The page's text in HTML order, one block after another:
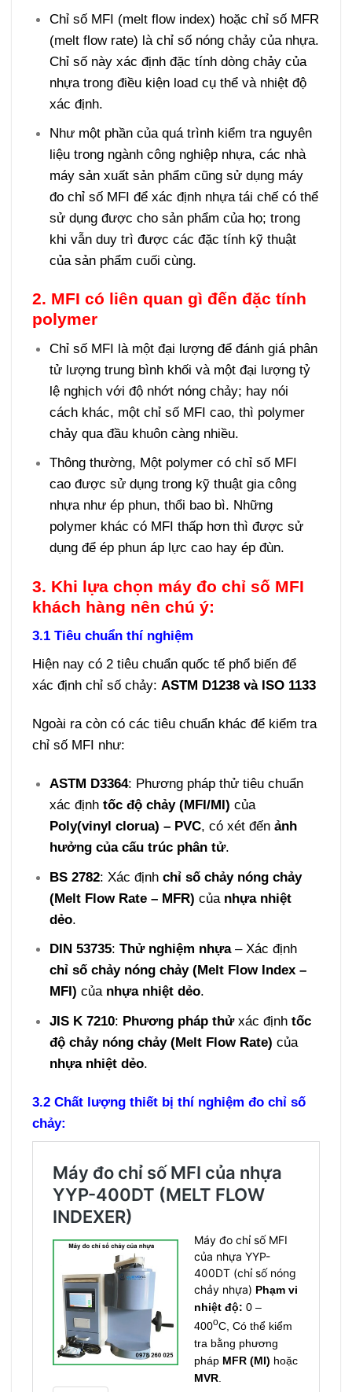
Chỉ số MFI (melt flow index) hoặc chỉ số MFR
(melt flow rate) là chỉ số nóng chảy của nhựa.
Chỉ số này xác định đặc tính dòng chảy của
nhựa trong điều kiện load cụ thể và nhiệt độ
xác định.
Như một phần của quá trình kiểm tra nguyên
liệu trong ngành công nghiệp nhựa, các nhà
máy sản xuất sản phẩm cũng sử dụng máy
đo chỉ số MFI để xác định nhựa tái chế có thể
sử dụng được cho sản phẩm của họ; trong
khi vẫn duy trì được các đặc tính kỹ thuật
của sản phẩm cuối cùng.
2. MFI có liên quan gì đến đặc tính
polymer
Chỉ số MFI là một đại lượng để đánh giá phân
tử lượng trung bình khối và một đại lượng tỷ
lệ nghịch với độ nhớt nóng chảy; hay nói
cách khác, một chỉ số MFI cao, thì polymer
chảy qua đầu khuôn càng nhiều.
Thông thường, Một polymer có chỉ số MFI
cao được sử dụng trong kỹ thuật gia công
nhựa như ép phun, thổi bao bì. Những
polymer khác có MFI thấp hơn thì được sử
dụng để ép phun áp lực cao hay ép đùn.
3. Khi lựa chọn máy đo chỉ số MFI
khách hàng nên chú ý:
3.1 Tiêu chuẩn thí nghiệm
Hiện nay có 2 tiêu chuẩn quốc tế phổ biến để
xác định chỉ số chảy: ASTM D1238 và ISO 1133
Ngoài ra còn có các tiêu chuẩn khác để kiểm tra
chỉ số MFI như:
ASTM D3364: Phương pháp thử tiêu chuẩn
xác địnhtốc độ chảy (MFI/MI) của
Poly(vinyl clorua) – PVC, có xét đếnảnh
hưởng của cấu trúc phân tử.
BS 2782: Xác địnhchỉ số chảy nóng chảy
(Melt Flow Rate – MFR) của nhựa nhiệt
dẻo.
DIN 53735:Thử nghiệm nhựa– Xác định
chỉ số chảy nóng chảy (Melt Flow Index –
MFI) của nhựa nhiệt dẻo.
JIS K 7210: Phương pháp thửxác địnhtốc
độ chảy nóng chảy (Melt Flow Rate) của
nhựa nhiệt dẻo.
3.2 Chất lượng thiết bị thí nghiệm đo chỉ số
chảy: